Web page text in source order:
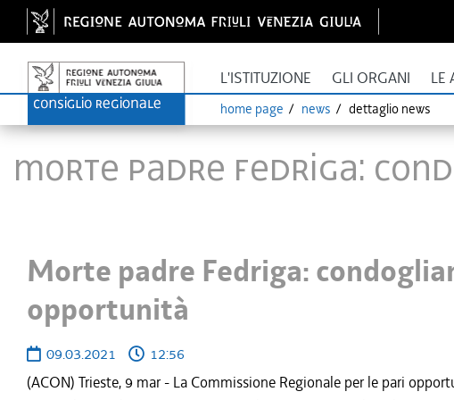
L'ISTITUZIONE GLI ORGANI LE
home page news dettaglio news
Morte padre Fedriga:
Morte padre Fedriga:
opportunità
09.03.2021
12:56
(ACON) Trieste, 9 mar - La Commissione Regionale per le pari